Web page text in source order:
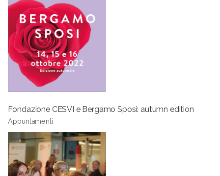
Fondazione CESVI e Bergamo Sposi: autumn edition
Appuntamenti